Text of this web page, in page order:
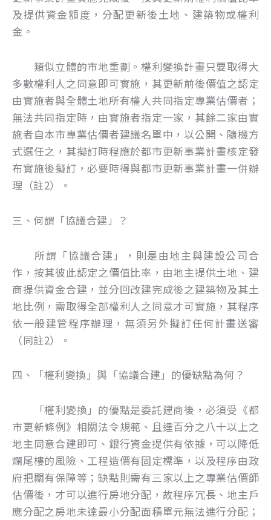
及提供資金額度，分配更新後土地、建築物或權利
金。
類似立體的市地重劃。權利變換計畫只要取得大
多數權利人之同意即可實施，其更新前後價值之認定
由實施者與全體土地所有權人共同指定專業估價者；
無法共同指定時，由實施者指定一家，其餘二家由實
施者自本市專業估價者建議名單中，以公開、隨機方
式選任之，其擬訂時程應於都市更新事業計畫核定發
布實施後擬訂，必要時得與都市更新事業計畫一併辦
理（註2）。
三、何謂「協議合建」？
所謂「協議合建」，則是由地主與建設公司合
作，按其彼此認定之價值比率，由地主提供土地、建
商提供資金合建，並分回改建完成後之建築物及其土
地比例，需取得全部權利人之同意才可實施，其程序
依一般建管程序辦理，無須另外擬訂任何計畫送審
（同註2）。
四、「權利變換」與「協議合建」的優缺點為何？
「權利變換」的優點是委託建商後，必須受《都
市更新條例》相關法令規範、且達百分之八十以上之
地主同意合建即可、銀行資金提供有依據，可以降低
爛尾樓的風險、工程造價有固定標準，以及程序由政
府把關有保障等；缺點則需有三家以上之專業估價師
估價後，才可以進行房地分配，故程序冗長、地主戶
應分配之房地未達最小分配面積單元無法進行分配；